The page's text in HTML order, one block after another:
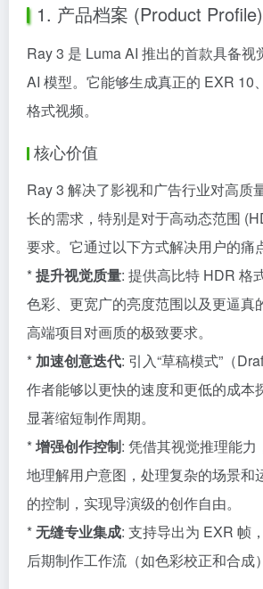
1. 产品档案 (Product Profile)
Ray 3 是 Luma AI 推出的首款具备视
AI 模型。它能够生成真正的 EXR 10
格式视频。
核心价值
Ray 3 解决了影视和广告行业对高质
长的需求，特别是对于高动态范围
要求。它通过以下方式解决用户的痛
*提升视觉质量: 提供高比特 HDR 格
色彩、更宽广的亮度范围以及更逼真
高端项目对画质的极致要求。
* 加速创意迭代: 引入“草稿模式”（
作者能够以更快的速度和更低的成本
显著缩短制作周期。
*增强创作控制: 凭借其视觉推理能
地理解用户意图，处理复杂的场景和
的控制，实现导演级的创作自由。
*无缝专业集成: 支持导出为 EXR 帧
后期制作工作流（如色彩校正和合成